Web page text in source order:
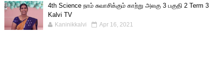
4th Science நாம் சுவாசிக்கும் காற்று அலகு 3 பகுதி 2 Term 3
Kalvi TV
Kaninikkalvi Apr 16, 2021